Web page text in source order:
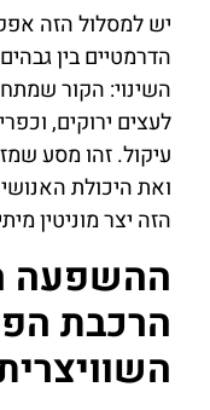
יש למסלול הזה
הדרמטיים בין
השינוי: הקור
לעצים ירוקים,
עיקול. זהו מסע
ואת היכולת
הזה יצר מוניטין
ההשפעה
הרכבת